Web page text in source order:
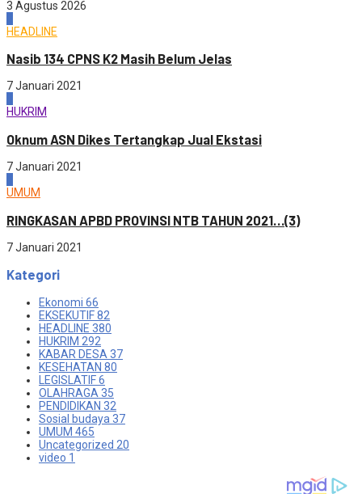
3 Agustus 2026
HEADLINE
Nasib 134 CPNS K2 Masih Belum Jelas
7 Januari 2021
HUKRIM
Oknum ASN Dikes Tertangkap Jual Ekstasi
7 Januari 2021
UMUM
RINGKASAN APBD PROVINSI NTB TAHUN 2021…(3)
7 Januari 2021
Kategori
Ekonomi 66
EKSEKUTIF82
HEADLINE 380
HUKRIM 292
KABAR DESA 37
KESEHATAN 80
LEGISLATIF6
OLAHRAGA 35
PENDIDIKAN 32
Sosial budaya 37
UMUM 465
Uncategorized 20
video 1